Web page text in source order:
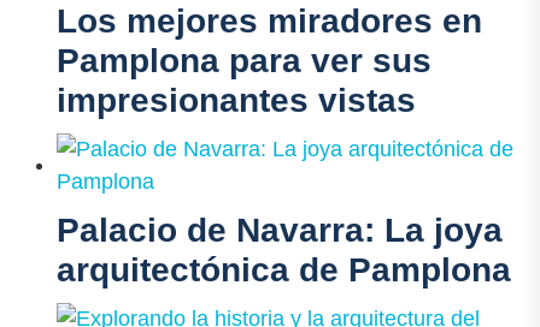
Los mejores miradores en
Pamplona para ver sus
impresionantes vistas
Palacio de Navarra: La joya
arquitectónica de Pamplona